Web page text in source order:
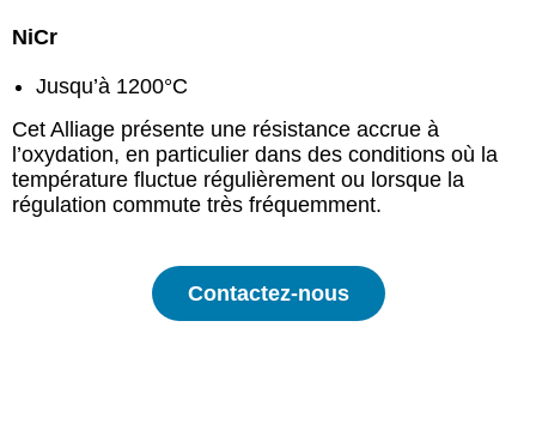
NiCr
Jusqu’à 1200°C
Cet Alliage présente une résistance accrue à
l’oxydation, en particulier dans des conditions où la
température fluctue régulièrement ou lorsque la
régulation commute très fréquemment.
Contactez-nous